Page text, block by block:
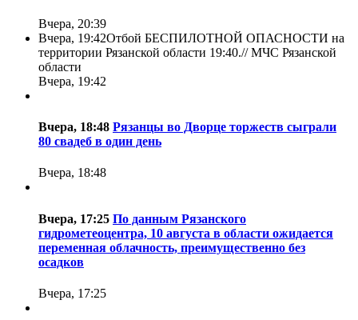
Вчера, 20:39
Вчера, 19:42Отбой БЕСПИЛОТНОЙ ОПАСНОСТИ на
территории Рязанской области 19:40.//МЧС Рязанской
области
Вчера, 19:42
Вчера, 18:48 Рязанцы во Дворце торжеств сыграли
80 свадеб в один день
Вчера, 18:48
Вчера, 17:25 По данным Рязанского
гидрометеоцентра, 10 августа в области ожидается
переменная облачность, преимущественно без
осадков
Вчера, 17:25